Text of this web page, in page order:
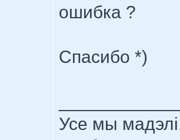
ошибка ?
Спасибо *)
Усе мы